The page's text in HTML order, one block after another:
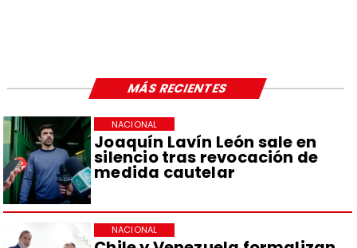
Joaquín Lavín León sale en
silencio tras revocación de
medida cautelar
NACIONAL
NACIONAL
MÁS RECIENTES